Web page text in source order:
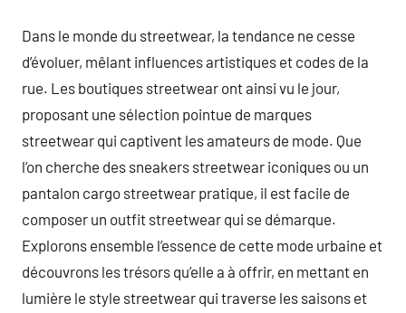
Dans le monde du streetwear, la tendance ne cesse
d’évoluer, mêlant influences artistiques et codes de la
rue. Les boutiques streetwear ont ainsi vu le jour,
proposant une sélection pointue de marques
streetwear qui captivent les amateurs de mode. Que
l’on cherche des sneakers streetwear iconiques ou un
pantalon cargo streetwear pratique, il est facile de
composer un outfit streetwear qui se démarque.
Explorons ensemble l’essence de cette mode urbaine et
découvrons les trésors qu’elle a à offrir, en mettant en
lumière le style streetwear qui traverse les saisons et